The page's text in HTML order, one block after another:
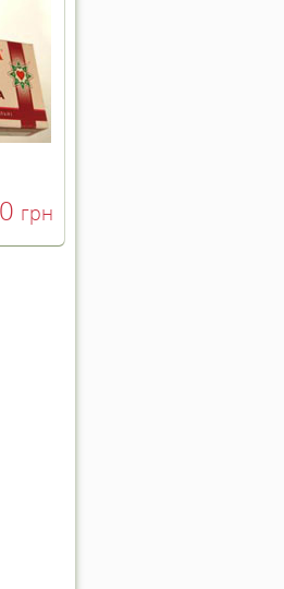
грн